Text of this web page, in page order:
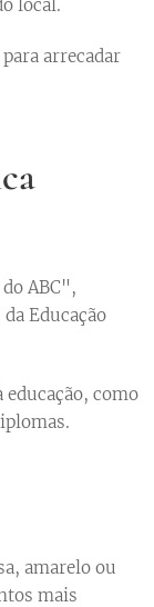
local.
arrecadar
ABC",
Educação
como
amarelo ou
mais